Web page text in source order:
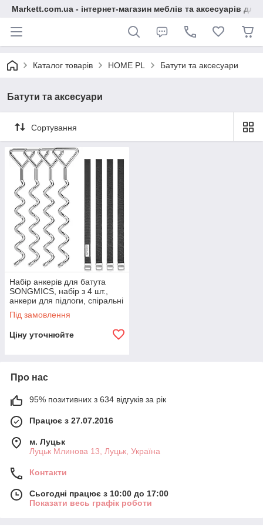
Markett.com.ua - інтернет-магазин меблів та аксесуарів для
Каталог товарів HOME PL Батути та аксесуари
Батути та аксесуари
Сортування
Набір анкерів для батута
SONGMICS, набір з 4 шт.,
анкери для підлоги, спіральні
анкерні кілочки, 4 кілочки та 4
ремені, кілочки,
Під замовлення
Ціну уточнюйте
Про нас
95% позитивних з 634 відгуків за рік
Працює з 27.07.2016
м. Луцьк
Луцьк Млинова 13, Луцьк, Україна
Контакти
Сьогодні працює з 10:00 до 17:00
Показати весь графік роботи